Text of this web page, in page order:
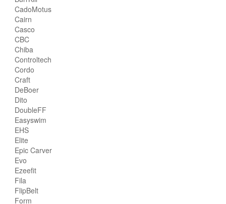
CadoMotus
Cairn
Casco
CBC
Chiba
Controltech
Cordo
Craft
DeBoer
Dito
DoubleFF
Easyswim
EHS
Elite
Epic Carver
Evo
Ezeefit
Fila
FlipBelt
Form